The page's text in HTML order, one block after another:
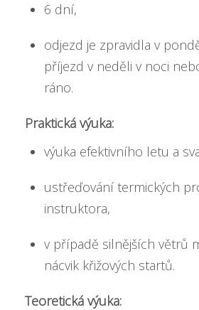
6 dní,
odjezd je zpravidla v
příjezd v neděli v noci
ráno.
Praktická výuka:
výuka efektivního letu a
ustřeďování termických
instruktora,
v případě silnějších větrů
nácvik křižových startů.
Teoretická výuka: